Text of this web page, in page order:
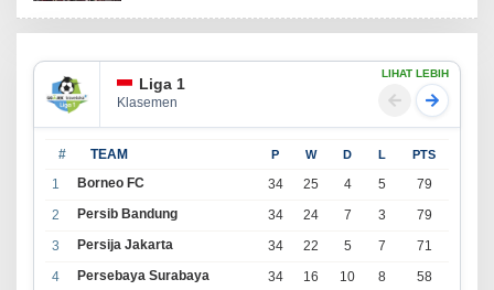
Liga 1
Klasemen
LIHAT LEBIH
# TEAM P W D L PTS
1 Borneo FC 34 25 4 5
79
2
Persib Bandung 34 24 7 3
79
3
Persija Jakarta 34 22 5 7
71
4
Persebaya Surabaya 34 16 10 8
58